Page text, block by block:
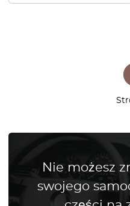
Nie możesz
swojego